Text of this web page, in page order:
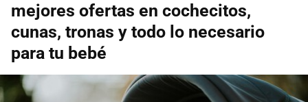
mejores ofertas en cochecitos,
cunas, tronas y todo lo necesario
para tu bebé